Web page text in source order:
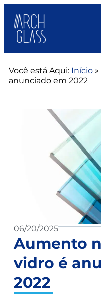
Você está Aqui: Início »
anunciado em 2022
06/20/2025
Aumento
vidro é
2022